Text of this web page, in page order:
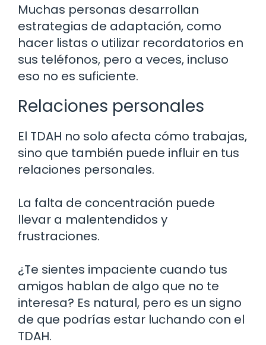
Muchas personas desarrollan
estrategias de adaptación, como
hacer listas o utilizar recordatorios en
sus teléfonos, pero a veces, incluso
eso no es suficiente.
Relaciones personales
El TDAH no solo afecta cómo trabajas,
sino que también puede influir en tus
relaciones personales.
La falta de concentración puede
llevar a malentendidos y
frustraciones.
¿Te sientes impaciente cuando tus
amigos hablan de algo que no te
interesa? Es natural, pero es un signo
de que podrías estar luchando con el
TDAH.